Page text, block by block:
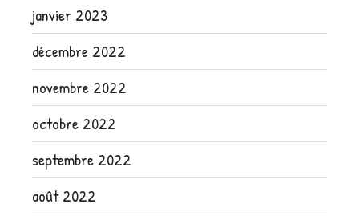
janvier 2023
décembre 2022
novembre 2022
octobre 2022
septembre 2022
août 2022